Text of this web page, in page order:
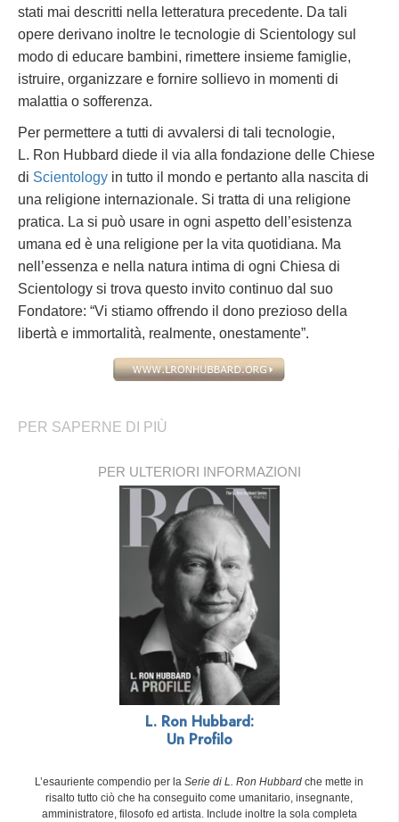
stati mai descritti nella letteratura precedente. Da tali
opere derivano inoltre le tecnologie di Scientology sul
modo di educare bambini, rimettere insieme famiglie,
istruire, organizzare e fornire sollievo in momenti di
malattia o sofferenza.
Per permettere a tutti di avvalersi di tali tecnologie,
L. Ron Hubbard diede il via alla fondazione delle Chiese
di Scientology in tutto il mondo e pertanto alla nascita di
una religione internazionale. Si tratta di una religione
pratica. La si può usare in ogni aspetto dell’esistenza
umana ed è una religione per la vita quotidiana. Ma
nell’essenza e nella natura intima di ogni Chiesa di
Scientology si trova questo invito continuo dal suo
Fondatore: “Vi stiamo offrendo il dono prezioso della
libertà e immortalità, realmente, onestamente”.
PER SAPERNE DI PIÙ
PER ULTERIORI INFORMAZIONI
L. Ron Hubbard:
Un Profilo
L’esauriente compendio per la Serie di L. Ron Hubbard che mette in
risalto tutto ciò che ha conseguito come umanitario, insegnante,
amministratore, filosofo ed artista. Include inoltre la sola completa